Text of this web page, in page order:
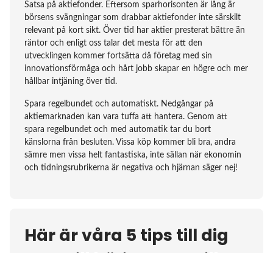
Satsa på aktiefonder. Eftersom sparhorisonten är lång är
börsens svängningar som drabbar aktiefonder inte särskilt
relevant på kort sikt. Över tid har aktier presterat bättre än
räntor och enligt oss talar det mesta för att den
utvecklingen kommer fortsätta då företag med sin
innovationsförmåga och hårt jobb skapar en högre och mer
hållbar intjäning över tid.
Spara regelbundet och automatiskt. Nedgångar på
aktiemarknaden kan vara tuffa att hantera. Genom att
spara regelbundet och med automatik tar du bort
känslorna från besluten. Vissa köp kommer bli bra, andra
sämre men vissa helt fantastiska, inte sällan när ekonomin
och tidningsrubrikerna är negativa och hjärnan säger nej!
Här är våra 5 tips till dig